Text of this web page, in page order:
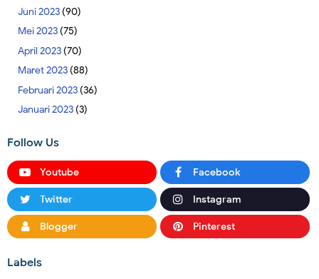
Juni 2023(90)
Mei 2023(75)
April 2023(70)
Maret 2023(88)
Februari 2023(36)
Januari 2023(3)
Follow Us
Youtube Facebook
Twitter Instagram
Blogger Pinterest
Labels